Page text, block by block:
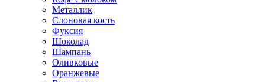
Металлик
Слоновая кость
Фуксия
Шоколад
Шампань
Оливковые
Оранжевые